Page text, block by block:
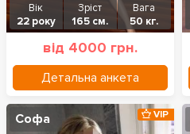
Вік
22 року
Зріст
165 см.
Вага
50 кг.
від 4000 грн.
Детальна анкета
Софа VIP